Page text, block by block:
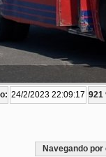
24/2/2023 22:09:17 921
Navegando